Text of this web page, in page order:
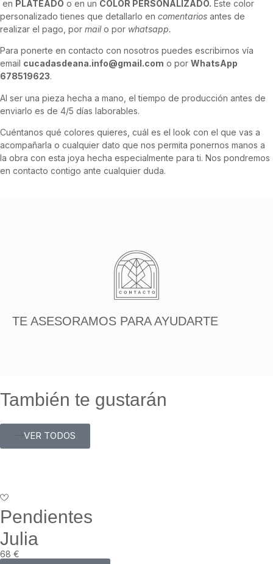
en PLATEADO o en un COLOR PERSONALIZADO. Este color
personalizado tienes que detallarlo en comentarios antes de
realizar el pago, por mailo por whatsapp.
Para ponerte en contacto con nosotros puedes escribirnos vía
email cucadasdeana.info@gmail.com o por WhatsApp
678519623.
Al ser una pieza hecha a mano, el tiempo de producción antes de
enviarlo es de 4/5 días laborables.
Cuéntanos qué colores quieres, cuál es el look con el que vas a
acompañarla o cualquier dato que nos permita ponernos manos a
la obra con esta joya hecha especialmente para ti. Nos pondremos
en contacto contigo ante cualquier duda.
TE ASESORAMOS PARA AYUDARTE
También te gustarán
VER TODOS
Pendientes
Julia
68 €